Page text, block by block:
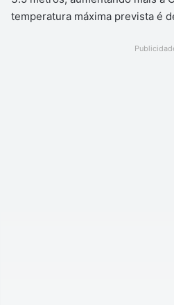
temperatura máxima prevista é